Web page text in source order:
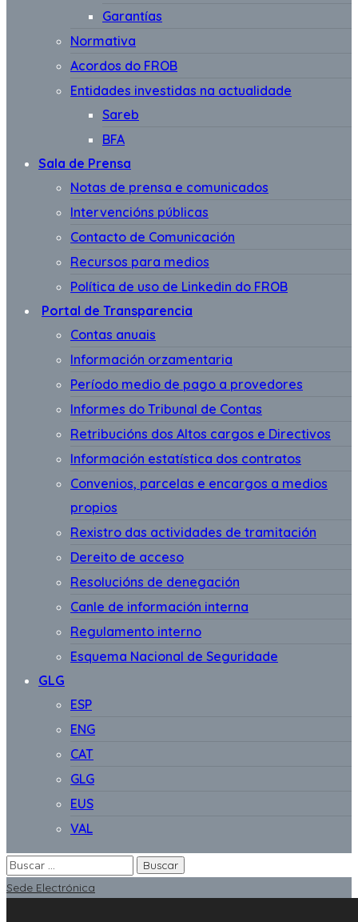
Garantías
Normativa
Acordos do FROB
Entidades investidas na actualidade
Sareb
BFA
Sala de Prensa
Notas de prensa e comunicados
Intervencións públicas
Contacto de Comunicación
Recursos para medios
Política de uso de Linkedin do FROB
Portal de Transparencia
Contas anuais
Información orzamentaria
Período medio de pago a provedores
Informes do Tribunal de Contas
Retribucións dos Altos cargos e Directivos
Información estatística dos contratos
Convenios, parcelas e encargos a medios
propios
Rexistro das actividades de tramitación
Dereito de acceso
Resolucións de denegación
Canle de información interna
Regulamento interno
Esquema Nacional de Seguridade
GLG
ESP
ENG
CAT
GLG
EUS
VAL
Sede Electrónica